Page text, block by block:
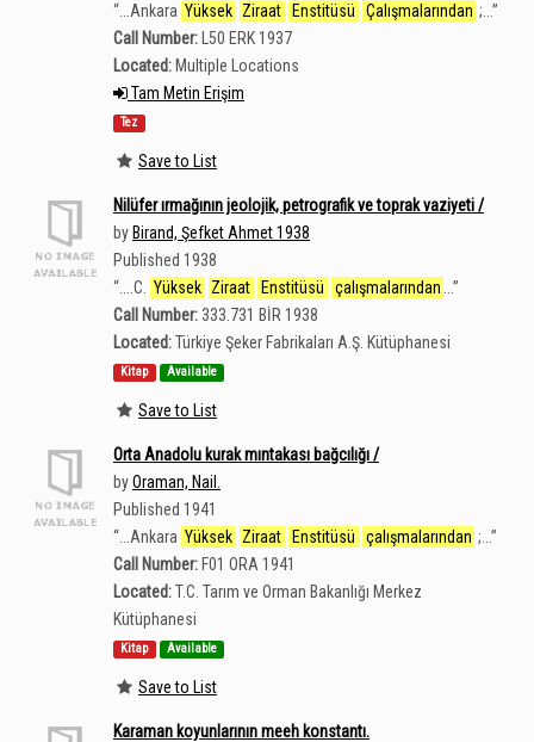
“ ...Ankara Yüksek Ziraat Enstitüsü Çalışmalarından ;...”
Call Number: L50 ERK 1937
Located: Multiple Locations
Tam Metin Erişim
Tez
Save to List
Nilüfer ırmağının jeolojik, petrografik ve toprak vaziyeti /
by Birand, Şefket Ahmet 1938
Published 1938
“ ....C. Yüksek Ziraat Enstitüsü çalışmalarından ...”
Call Number: 333.731 BİR 1938
Located:Türkiye Şeker Fabrikaları A.Ş. Kütüphanesi
Kitap Available
Save to List
Orta Anadolu kurak mıntakası bağcılığı /
byOraman, Nail.
Published 1941
“ ...Ankara Yüksek Ziraat Enstitüsü çalışmalarından ;...”
Call Number: F01 ORA 1941
Located:T.C. Tarım ve Orman Bakanlığı Merkez
Kütüphanesi
Kitap Available
Save to List
Karaman koyunlarının meeh konstantı.